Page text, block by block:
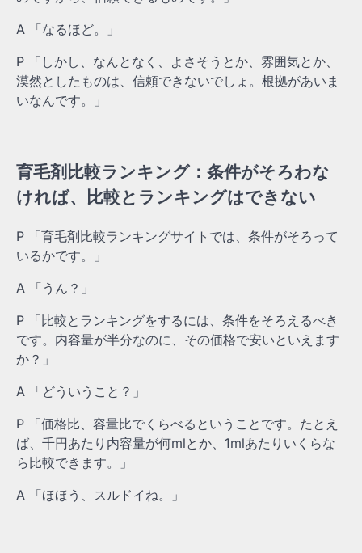
A 「なるほど。」
P 「しかし、なんとなく、よさそうとか、雰囲気とか、
漠然としたものは、信頼できないでしょ。根拠があいま
いなんです。」
育毛剤比較ランキング：条件がそろわな
ければ、比較とランキングはできない
P 「育毛剤比較ランキングサイトでは、条件がそろって
いるかです。」
A 「うん？」
P 「比較とランキングをするには、条件をそろえるべき
です。内容量が半分なのに、その価格で安いといえます
か？」
A 「どういうこと？」
P 「価格比、容量比でくらべるということです。たとえ
ば、千円あたり内容量が何mlとか、1mlあたりいくらな
ら比較できます。」
A 「ほほう、スルドイね。」